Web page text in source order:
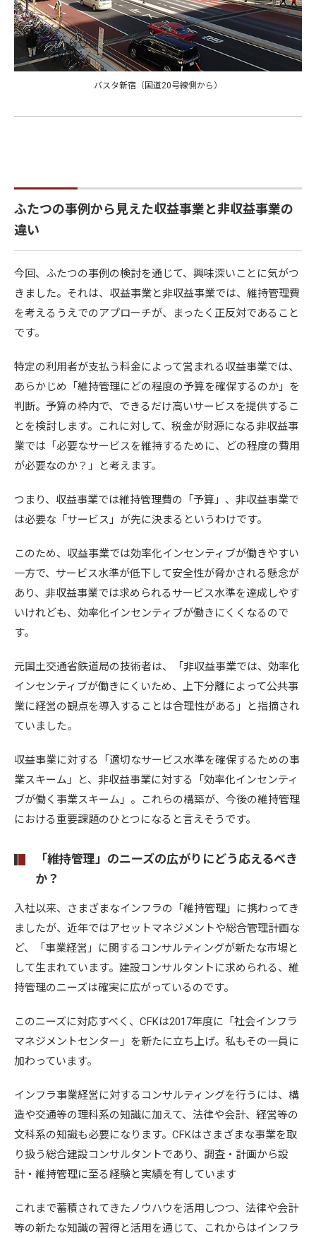
バスタ新宿（国道20号線側から）
ふたつの事例から見えた収益事業と非収益事業の
違い
今回、ふたつの事例の検討を通じて、興味深いことに気がつ
きました。それは、収益事業と非収益事業では、維持管理費
を考えるうえでのアプローチが、まったく正反対であること
です。
特定の利用者が支払う料金によって営まれる収益事業では、
あらかじめ「維持管理にどの程度の予算を確保するのか」を
判断。予算の枠内で、できるだけ高いサービスを提供するこ
とを検討します。これに対して、税金が財源になる非収益事
業では「必要なサービスを維持するために、どの程度の費用
が必要なのか？」と考えます。
つまり、収益事業では維持管理費の「予算」、非収益事業で
は必要な「サービス」が先に決まるというわけです。
このため、収益事業では効率化インセンティブが働きやすい
一方で、サービス水準が低下して安全性が脅かされる懸念が
あり、非収益事業では求められるサービス水準を達成しやす
いけれども、効率化インセンティブが働きにくくなるので
す。
元国土交通省鉄道局の技術者は、「非収益事業では、効率化
インセンティブが働きにくいため、上下分離によって公共事
業に経営の観点を導入することは合理性がある」と指摘され
ていました。
収益事業に対する「適切なサービス水準を確保するための事
業スキーム」と、非収益事業に対する「効率化インセンティ
ブが働く事業スキーム」。これらの構築が、今後の維持管理
における重要課題のひとつになると言えそうです。
「維持管理」のニーズの広がりにどう応えるべき
か？
入社以来、さまざまなインフラの「維持管理」に携わってき
ましたが、近年ではアセットマネジメントや総合管理計画な
ど、「事業経営」に関するコンサルティングが新たな市場と
して生まれています。建設コンサルタントに求められる、維
持管理のニーズは確実に広がっているのです。
このニーズに対応すべく、CFKは2017年度に「社会インフラ
マネジメントセンター」を新たに立ち上げ。私もその一員に
加わっています。
インフラ事業経営に対するコンサルティングを行うには、構
造や交通等の理科系の知識に加えて、法律や会計、経営等の
文科系の知識も必要になります。CFKはさまざまな事業を取
り扱う総合建設コンサルタントであり、調査・計画から設
計・維持管理に至る経験と実績を有しています
これまで蓄積されてきたノウハウを活用しつつ、法律や会計
等の新たな知識の習得と活用を通じて、これからはインフラ